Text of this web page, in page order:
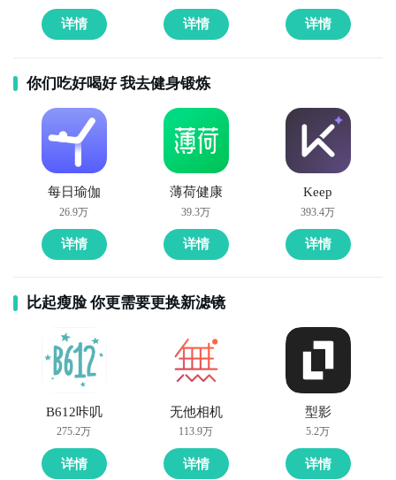
详情 详情 详情
你们吃好喝好 我去健身锻炼
每日瑜伽
26.9万
详情
薄荷健康
39.3万
详情
Keep
393.4万
详情
比起瘦脸 你更需要更换新滤镜
B612咔叽
275.2万
详情
无他相机
113.9万
详情
型影
5.2万
详情